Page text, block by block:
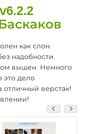
как слон
надобности.
вышен. Немного
это дело
верстак!